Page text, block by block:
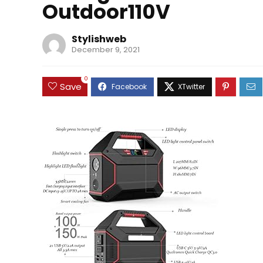
Outdoor110V
Stylishweb
December 9, 2021
Save
0